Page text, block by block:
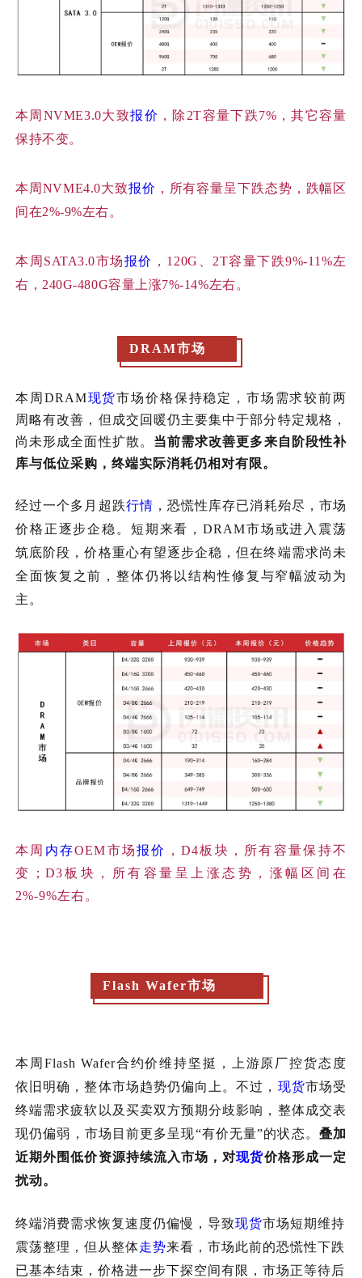
本周 NVME3.0大致报价 ，除2T容量下跌7%，其它容量
保持不变。
本周 NVME4.0大致报价 ，所有容量呈下跌态势，跌幅区
间在2%-9%左右。
本周 SATA3.0市场报价 ，120G、2T容量下跌9%-11%左
右，240G-480G容量上涨7%-14%左右。
DRAM市场
本周 DRAM现货市场价格保持稳定 ，市场需求较前两
周略有改善，但成交回暖仍主要集中于部分特定规格，
尚未形成全面性扩散。 当前需求改善更多来自阶段性补
库与低位采购，终端实际消耗仍相对有限。
经过一个多月超跌行情 ，恐慌性库存已消耗殆尽，市场
价格正逐步企稳。 短期来看，DRAM市场或进入震荡
筑底阶段，价格重心有望逐步企稳，但在终端需求尚未
全面恢复之前，整体仍将以结构性修复与窄幅波动为
主。
本周 内存OEM市场报价
，D4板块，所有容量保持不
变；D3板块，所有容量呈上涨态势，涨幅区间在
2%-9%左右。
Flash Wafer市场
本周 Flash Wafer合约价维持坚挺 ，上游原厂控货态度
依旧明确，整体市场趋势仍偏向上。不过， 现货市场受
终端需求疲软以及买卖双方预期分歧影响，整体成交表
现仍偏弱，市场目前更多呈现“有价无量”的状态。 叠加
近期外围低价资源持续流入市场，对现货价格形成一定
扰动。
终端消费需求恢复速度仍偏慢，导致现货市场短期维持
震荡整理 ，但 从整体走势来看，市场此前的恐慌性下跌
已基本结束，价格进一步下探空间有限，市场正等待后